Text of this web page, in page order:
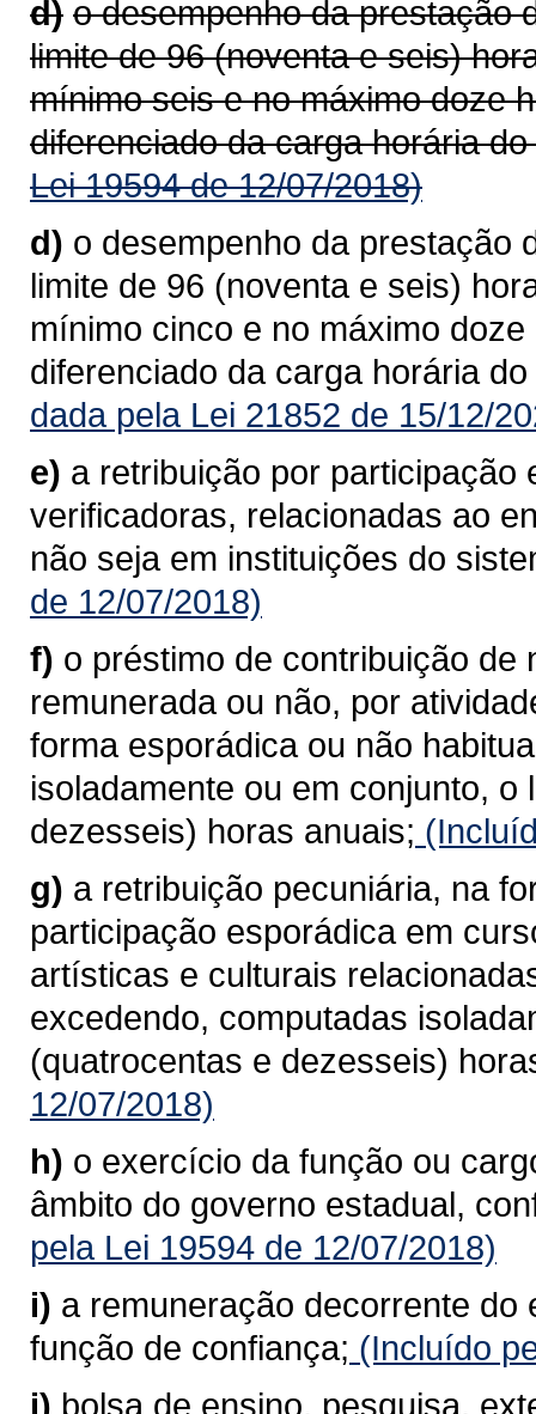
d) o desempenho da prestação
limite de 96 (noventa e seis)
mínimo seis e no máximo doze
diferenciado da carga horária
Lei 19594 de 12/07/2018)
d) o desempenho da prestação
limite de 96 (noventa e seis)
mínimo cinco e no máximo
diferenciado da carga horária
dada pela Lei 21852 de 15/12/
e) a retribuição por participação
verificadoras, relacionadas ao
não seja em instituições do
de 12/07/2018)
f) o préstimo de contribuição
remunerada ou não, por
forma esporádica ou não
isoladamente ou em conjunto,
dezesseis) horas anuais;
g) a retribuição pecuniária, na
participação esporádica em
artísticas e culturais
excedendo, computadas
(quatrocentas e dezesseis)
12/07/2018)
h) o exercício da função ou
âmbito do governo estadual,
pela Lei 19594 de 12/07/2018)
i) a remuneração decorrente
função de confiança; (Incluído
j) bolsa de ensino, pesquisa,